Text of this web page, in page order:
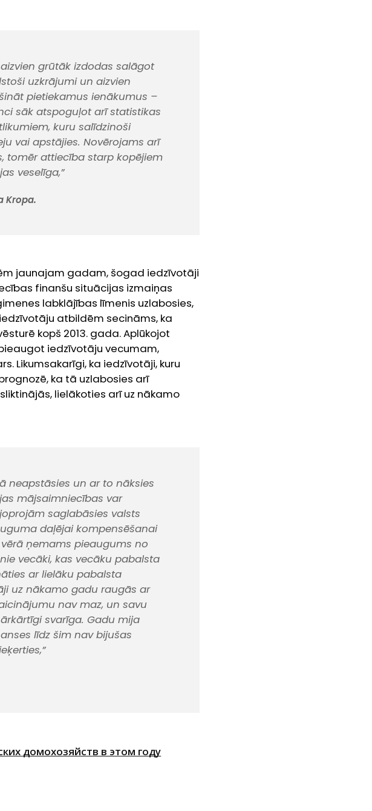
grūtāk izdodas salāgot
uzkrājumi un aizvien
pietiekamus ienākumus –
sāk atspoguļot arī statistikas
kuru salīdzinoši
vai apstājies. Novērojams arī
tomēr attiecība starp kopējiem
veselīga,”
Kropa.
jaunajam gadam, šogad iedzīvotāji
finanšu situācijas izmaiņas
labklājības līmenis uzlabosies,
atbildēm secināms, ka
kopš 2013. gada. Aplūkojot
iedzīvotāju vecumam,
Likumsakarīgi, ka iedzīvotāji, kuru
ka tā uzlabosies arī
lielākoties arī uz nākamo
neapstāsies un ar to nāksies
mājsaimniecības var
saglabāsies valsts
daļējai kompensēšanai
ņemams pieaugums no
vecāki, kas vecāku pabalsta
ar lielāku pabalsta
uz nākamo gadu raugās ar
nav maz, un savu
svarīga. Gadu mija
līdz šim nav bijušas
домохозяйств в этом году